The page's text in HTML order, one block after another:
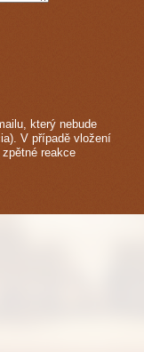
který nebude
V případě vložení
reakce